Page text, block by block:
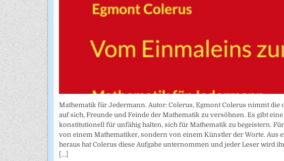
Mathematik für Jedermann. Autor: Colerus, Egmont Colerus nimmt die
auf sich, Freunde und Feinde der Mathematik zu versöhnen. Es gibt
konstitutionell für unfähig halten, sich für Mathematik zu begeistern.
von einem Mathematiker, sondern von einem Künstler der Worte. Aus
heraus hat Colerus diese Aufgabe unternommen und jeder Leser wird
[...]